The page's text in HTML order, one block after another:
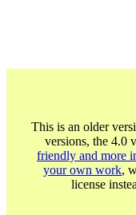
This is an older
versions, the 4.0
friendly and more
your own work,
license